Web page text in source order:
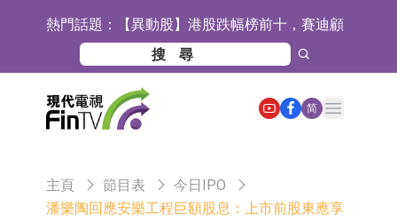
熱門話題： 【異動股】港股跌幅榜前十，賽迪顧
問(02176.HK)跌40.96%，天瑞汽車内
飾(06162.HK)跌26.09%
【異動股】港股漲幅榜前十，易居企
業控股(02048.HK)漲+52.63%，天潤
雲(02167.HK)漲+50.75%
宜安科技：湖南逸昊已取得關於非晶
合金項目環境影響報告表的批覆
石藥創新(300765.SZ)子公司SYS6037
新型流感病毒mRNA疫苗研發工作
通靈股份：公司生產組裝的重載
简
Open main menu
主頁 節目表
今日IPO
潘樂陶回應安樂工程巨額股息：上市前股東應享